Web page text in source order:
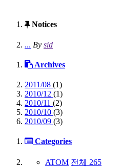
Notices
... By sid
Archives
2011/08 (1)
2010/12 (1)
2010/11 (2)
2010/10 (3)
2010/09 (3)
Categories
ATOM 전체 265